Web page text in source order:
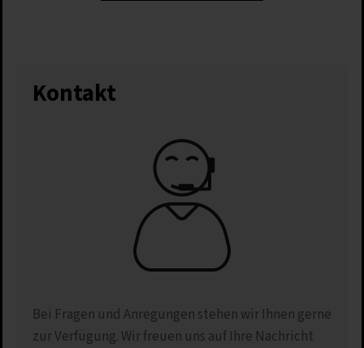
Kontakt
Bei Fragen und Anregungen stehen wir Ihnen gerne
zur Verfügung. Wir freuen uns auf Ihre Nachricht